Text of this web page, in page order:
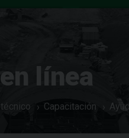
línea
Capacitación